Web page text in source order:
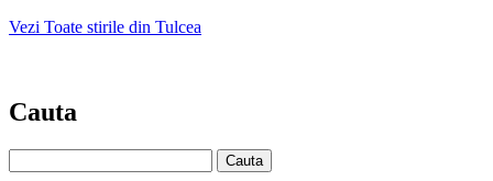
Vezi Toate stirile din Tulcea
Cauta